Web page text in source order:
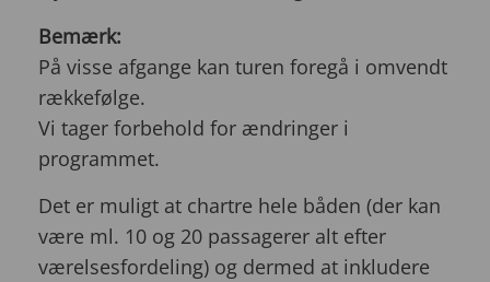
Bemærk:
På visse afgange kan turen foregå i omvendt
rækkefølge.
Vi tager forbehold for ændringer i
programmet.
Det er muligt at chartre hele båden (der kan
være ml. 10 og 20 passagerer alt efter
værelsesfordeling) og dermed at inkludere